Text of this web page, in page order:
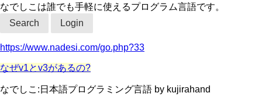
なでしこは誰でも手軽に使えるプログラム言語です。
Search
Login
https://www.nadesi.com/go.php?33
なぜv1とv3があるの?
なでしこ:日本語プログラミング言語 by kujirahand